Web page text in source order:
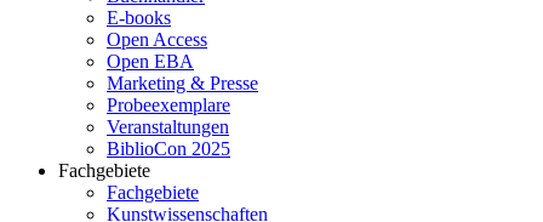
E-books
Open Access
Open EBA
Marketing & Presse
Probeexemplare
Veranstaltungen
BiblioCon 2025
Fachgebiete
Fachgebiete
Kunstwissenschaften